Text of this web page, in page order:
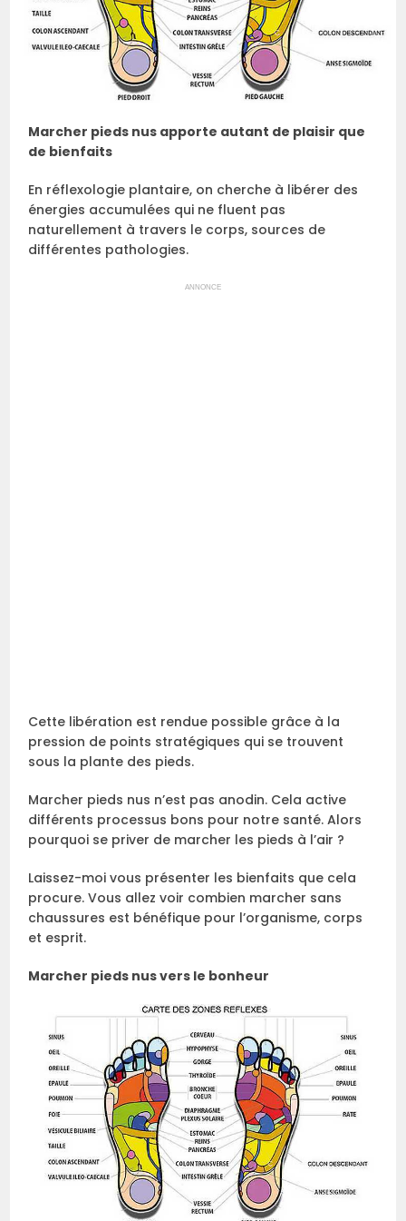
Marcher pieds nus apporte autant de plaisir que
de bienfaits
En réflexologie plantaire, on cherche à libérer des
énergies accumulées qui ne fluent pas
naturellement à travers le corps, sources de
différentes pathologies.
ANNONCE
Cette libération est rendue possible grâce à la
pression de points stratégiques qui se trouvent
sous la plante des pieds.
Marcher pieds nus n’est pas anodin. Cela active
différents processus bons pour notre santé. Alors
pourquoi se priver de marcher les pieds à l’air ?
Laissez-moi vous présenter les bienfaits que cela
procure. Vous allez voir combien marcher sans
chaussures est bénéfique pour l’organisme, corps
et esprit.
Marcher pieds nus vers le bonheur